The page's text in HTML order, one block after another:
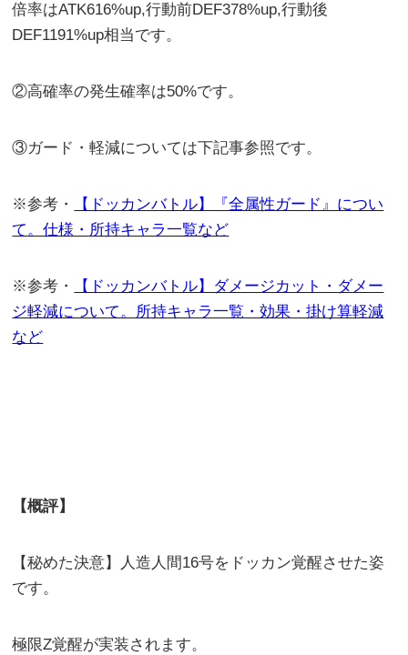
倍率はATK616%up,行動前DEF378%up,行動後
DEF1191%up相当です。
②高確率の発生確率は50%です。
③ガード・軽減については下記事参照です。
※参考・
【ドッカンバトル】『全属性ガード』につい
て。仕様・所持キャラ一覧など
※参考・
【ドッカンバトル】ダメージカット・ダメー
ジ軽減について。所持キャラ一覧・効果・掛け算軽減
など
【概評】
【秘めた決意】人造人間16号をドッカン覚醒させた姿
です。
極限Z覚醒が実装されます。